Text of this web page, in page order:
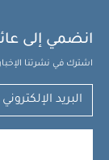
انضمي إلى
اشترك في نشرتنا